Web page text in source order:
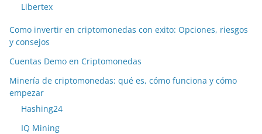
Libertex
Como invertir en criptomonedas con exito: Opciones, riesgos
y consejos
Cuentas Demo en Criptomonedas
Minería de criptomonedas: qué es, cómo funciona y cómo
empezar
Hashing24
IQ Mining